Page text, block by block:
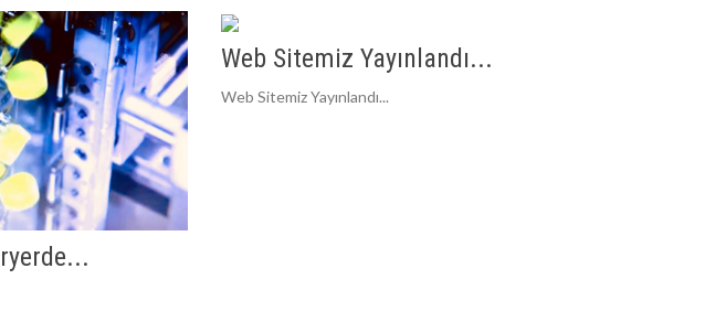
Web Sitemiz Yayınlandı...
Web Sitemiz Yayınlandı...